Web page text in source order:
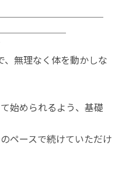
、無理なく体を動かしな
始められるよう、基礎
ペースで続けていただけ